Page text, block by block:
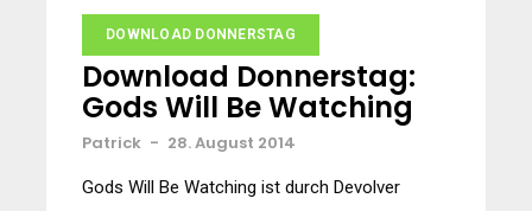
DOWNLOAD DONNERSTAG
Download Donnerstag:
Gods Will Be Watching
Patrick - 28. August 2014
Gods Will Be Watching ist durch Devolver